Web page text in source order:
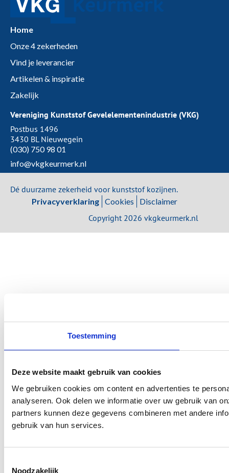
Toestemming
Deze website maakt gebruik van cookies
We gebruiken cookies om content en advertenties te
analyseren. Ook delen we informatie over uw gebruik van
partners kunnen deze gegevens combineren met andere
gebruik van hun services.
Noodzakelijk
Home
Onze 4 zekerheden
Vind je leverancier
Artikelen & inspiratie
Zakelijk
Vereniging Kunststof Gevelelementenindustrie (VKG)
Postbus 1496
3430 BL Nieuwegein
(030) 750 98 01
info@vkgkeurmerk.nl
Dé duurzame zekerheid voor kunststof kozijnen.
Privacyverklaring Cookies Disclaimer
Copyright 2026 vkgkeurmerk.nl